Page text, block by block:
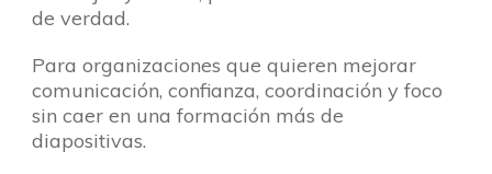
de verdad.
Para organizaciones que quieren mejorar
comunicación, confianza, coordinación y foco
sin caer en una formación más de
diapositivas.